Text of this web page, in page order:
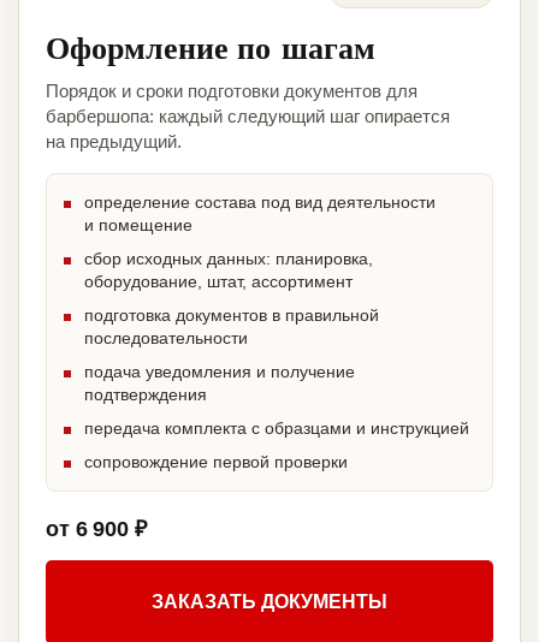
Оформление по шагам
Порядок и сроки подготовки документов для
барбершопа: каждый следующий шаг опирается
на предыдущий.
определение состава под вид деятельности
и помещение
сбор исходных данных: планировка,
оборудование, штат, ассортимент
подготовка документов в правильной
последовательности
подача уведомления и получение
подтверждения
передача комплекта с образцами и инструкцией
сопровождение первой проверки
от 6 900 ₽
ЗАКАЗАТЬ ДОКУМЕНТЫ